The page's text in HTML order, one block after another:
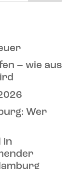
– wie aus
Wer
in